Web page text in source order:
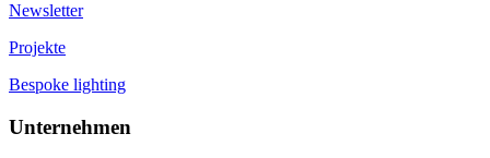
Newsletter
Projekte
Bespoke lighting
Unternehmen